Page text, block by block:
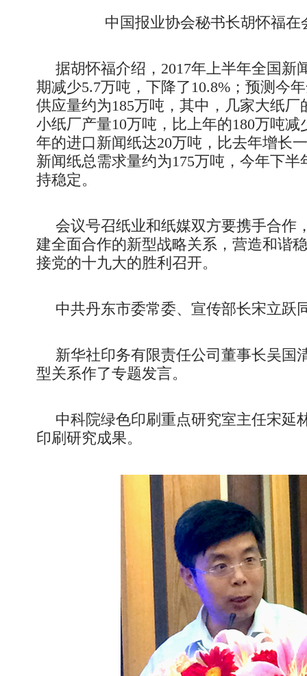
中国报业协会秘书长胡怀福在
据胡怀福介绍，2017年上半年全国新
期减少5.7万吨，下降了10.8%；预测今
供应量约为185万吨，其中，几家大纸厂
小纸厂产量10万吨，比上年的180万吨减
年的进口新闻纸达20万吨，比去年增长
新闻纸总需求量约为175万吨，今年下
持稳定。
会议号召纸业和纸媒双方要携手合作
建全面合作的新型战略关系，营造和谐
接党的十九大的胜利召开。
中共丹东市委常委、宣传部长宋立跃
新华社印务有限责任公司董事长吴国
型关系作了专题发言。
中科院绿色印刷重点研究室主任宋延
印刷研究成果。